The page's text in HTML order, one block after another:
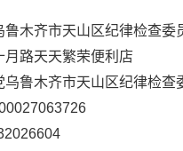
鲁木齐市天山区纪律检查委
月路天天繁荣便利店
乌鲁木齐市天山区纪律检查